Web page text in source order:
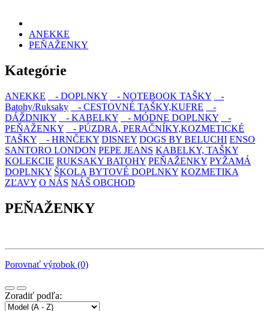
ANEKKE
PEŇAŽENKY
Kategórie
ANEKKE - DOPLNKY - NOTEBOOK TAŠKY
-
Batohy/Ruksaky
- CESTOVNÉ TAŠKY,KUFRE
-
DÁŽDNIKY
- KABELKY - MÓDNE DOPLNKY
-
PEŇAŽENKY
- PÚZDRA, PERAČNÍKY,KOZMETICKÉ
TAŠKY
- HRNČEKY DISNEY DOGS BY BELUCHI ENSO
SANTORO LONDON PEPE JEANS KABELKY, TAŠKY
KOLEKCIE RUKSAKY BATOHY PEŇAŽENKY PYŽAMÁ
DOPLNKY ŠKOLA BYTOVÉ DOPLNKY KOZMETIKA
ZĽAVY O NÁS NÁŠ OBCHOD
PEŇAŽENKY
Porovnať výrobok (0)
Zoradiť podľa: